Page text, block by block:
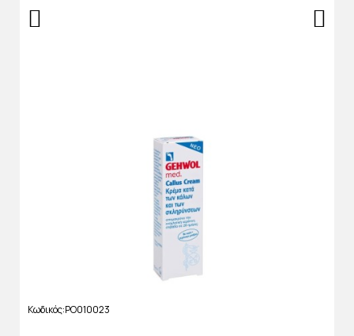
Κωδικός PO010023